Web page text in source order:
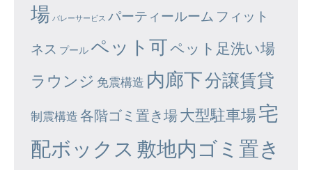
場 バレーサービス パーティールーム フィット
ネス プール ペット可ペット足洗い場
ラウンジ 免震構造 内廊下分譲賃貸
制震構造 各階ゴミ置き場大型駐車場宅
配ボックス 敷地内ゴミ置き